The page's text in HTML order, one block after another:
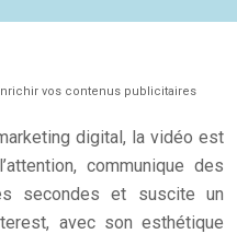
vos contenus publicitaires
digital, la vidéo est
communique des
secondes et suscite un
avec son esthétique